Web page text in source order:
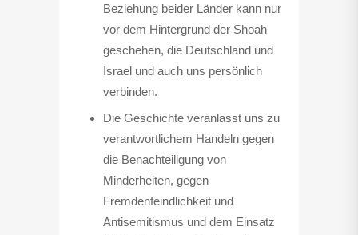
Beziehung beider Länder kann nur
vor dem Hintergrund der Shoah
geschehen, die Deutschland und
Israel und auch uns persönlich
verbinden.
Die Geschichte veranlasst uns zu
verantwortlichem Handeln gegen
die Benachteiligung von
Minderheiten, gegen
Fremdenfeindlichkeit und
Antisemitismus und dem Einsatz